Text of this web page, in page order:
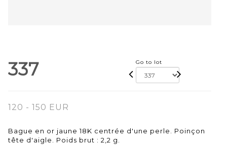
337 Go to lot
120 - 150 EUR
Bague en or jaune 18K centrée d'une perle. Poinçon
tête d'aigle. Poids brut : 2,2 g.